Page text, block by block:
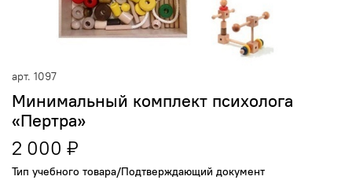
арт. 1097
Минимальный комплект психолога
«Пертра»
2 000 ₽
Тип учебного товара/Подтверждающий документ